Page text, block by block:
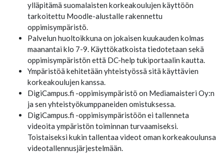
ylläpitämä suomalaisten korkeakoulujen käyttöön
tarkoitettu Moodle-alustalle rakennettu
oppimisympäristö.
Palvelun huoltoikkuna on jokaisen kuukauden kolmas
maanantai klo 7-9. Käyttökatkoista tiedotetaan sekä
oppimisympäristön että DC-help tukiportaalin kautta.
Ympäristöä kehitetään yhteistyössä sitä käyttävien
korkeakoulujen kanssa.
DigiCampus.fi -oppimisympäristö on Mediamaisteri Oy:n
ja sen yhteistyökumppaneiden omistuksessa.
DigiCampus.fi -oppimisympäristöön ei tallenneta
videoita ympäristön toiminnan turvaamiseksi.
Toistaiseksi kukin tallentaa videot oman korkeakoulunsa
videotallennusjärjestelmään.